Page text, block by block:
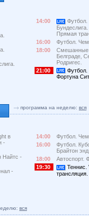
14:00
Футбол.
Прямая
16:00
Футбол.
18:00
Смешанные
Белграде,
Родригес.
21:00
Фортуна
программа на неделю: вся
в
-
Найтс -
-
14:00
Футбол.
16:00
Футбол.
Брайтон
18:00
Автоспорт.
19:30
Теннис.
трансляция.
вся